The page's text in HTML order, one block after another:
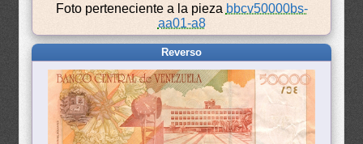
Foto perteneciente a la pieza bbcv50000bs-
aa01-a8
Reverso